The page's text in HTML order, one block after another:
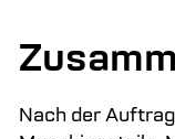
Nach der